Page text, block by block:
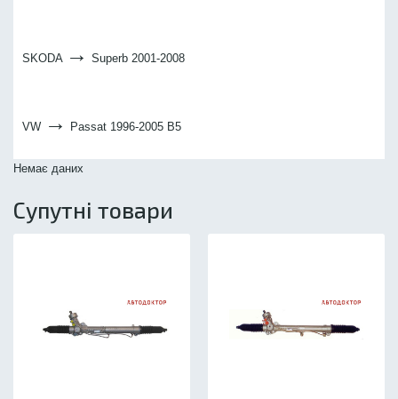
SKODA → Superb 2001-2008
VW → Passat 1996-2005 B5
Немає даних
Супутні товари